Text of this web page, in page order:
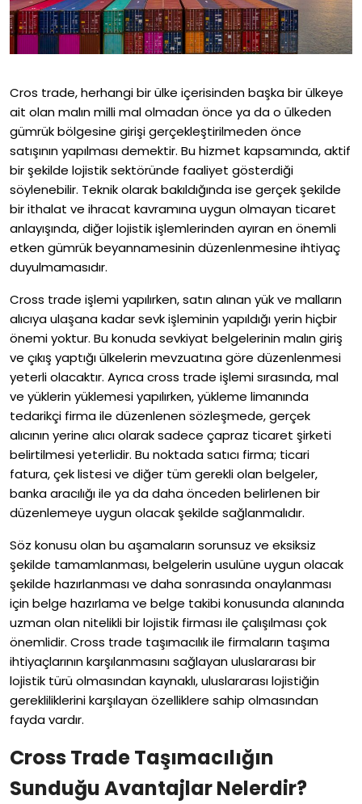
Cros trade, herhangi bir ülke içerisinden başka bir ülkeye
ait olan malın milli mal olmadan önce ya da o ülkeden
gümrük bölgesine girişi gerçekleştirilmeden önce
satışının yapılması demektir. Bu hizmet kapsamında, aktif
bir şekilde lojistik sektöründe faaliyet gösterdiği
söylenebilir. Teknik olarak bakıldığında ise gerçek şekilde
bir ithalat ve ihracat kavramına uygun olmayan ticaret
anlayışında, diğer lojistik işlemlerinden ayıran en önemli
etken gümrük beyannamesinin düzenlenmesine ihtiyaç
duyulmamasıdır.
Cross trade işlemi yapılırken, satın alınan yük ve malların
alıcıya ulaşana kadar sevk işleminin yapıldığı yerin hiçbir
önemi yoktur. Bu konuda sevkiyat belgelerinin malın giriş
ve çıkış yaptığı ülkelerin mevzuatına göre düzenlenmesi
yeterli olacaktır. Ayrıca cross trade işlemi sırasında, mal
ve yüklerin yüklemesi yapılırken, yükleme limanında
tedarikçi firma ile düzenlenen sözleşmede, gerçek
alıcının yerine alıcı olarak sadece çapraz ticaret şirketi
belirtilmesi yeterlidir. Bu noktada satıcı firma; ticari
fatura, çek listesi ve diğer tüm gerekli olan belgeler,
banka aracılığı ile ya da daha önceden belirlenen bir
düzenlemeye uygun olacak şekilde sağlanmalıdır.
Söz konusu olan bu aşamaların sorunsuz ve eksiksiz
şekilde tamamlanması, belgelerin usulüne uygun olacak
şekilde hazırlanması ve daha sonrasında onaylanması
için belge hazırlama ve belge takibi konusunda alanında
uzman olan nitelikli bir lojistik firması ile çalışılması çok
önemlidir. Cross trade taşımacılık ile firmaların taşıma
ihtiyaçlarının karşılanmasını sağlayan uluslararası bir
lojistik türü olmasından kaynaklı, uluslararası lojistiğin
gerekliliklerini karşılayan özelliklere sahip olmasından
fayda vardır.
Cross Trade Taşımacılığın
Sunduğu Avantajlar Nelerdir?